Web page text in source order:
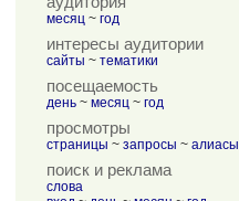
месяц ~ год
интересы аудитории
сайты ~ тематики
посещаемость
день ~ месяц ~ год
просмотры
страницы ~ запросы ~ алиасы
поиск и реклама
слова